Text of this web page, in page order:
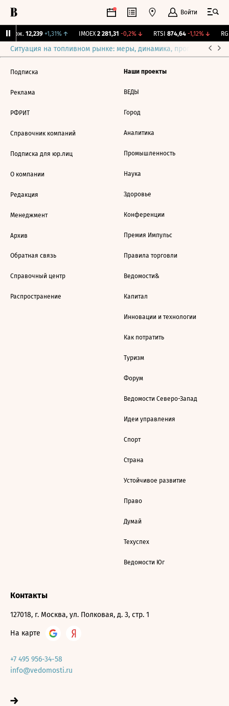
Войти
Бирж. 12,239 +1,31%↑ IMOEX 2 281,31 -0,2%↓ RTSI 874,64 -1,12%↓
Ситуация на топливном рынке: меры, динамика, прогнозы
Подписка
Реклама
РФРИТ
Справочник компаний
Подписка для юр.лиц
О компании
Редакция
Менеджмент
Архив
Обратная связь
Справочный центр
Распространение
Наши проекты
ВЕДЫ
Город
Аналитика
Промышленность
Наука
Здоровье
Конференции
Премия Импульс
Правила торговли
Ведомости&
Капитал
Инновации и технологии
Как потратить
Туризм
Форум
Ведомости Северо-Запад
Идеи управления
Спорт
Страна
Устойчивое развитие
Право
Думай
Техуспех
Ведомости Юг
Контакты
127018, г. Москва, ул. Полковая, д. 3, стр. 1
На карте
+7 495 956-34-58
info@vedomosti.ru